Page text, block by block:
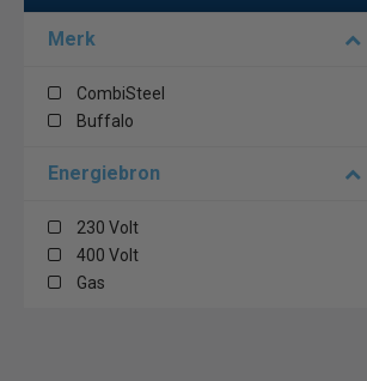
Merk
CombiSteel
Buffalo
Energiebron
230 Volt
400 Volt
Gas